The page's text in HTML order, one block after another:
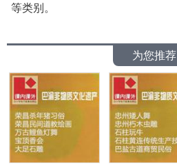
等类别。
为您推荐